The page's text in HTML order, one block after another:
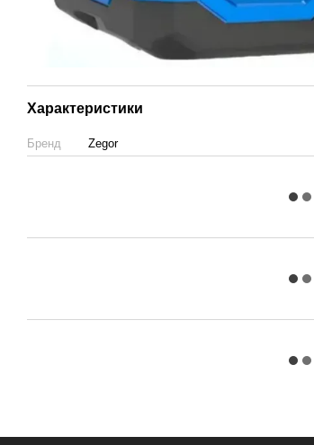
Характеристики
Бренд Zegor